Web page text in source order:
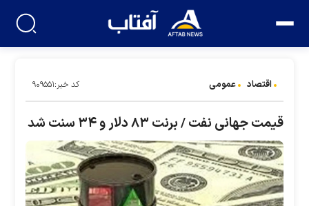
اقتصاد عمومی کد خبر:۹۰۹۵۵۱
قیمت جهانی نفت / برنت ۸۳ دلار و ۳۴ سنت شد